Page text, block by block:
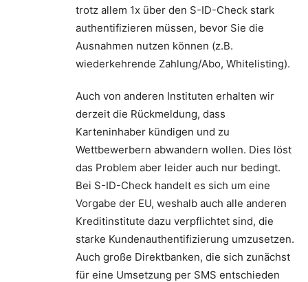
trotz allem 1x über den S-ID-Check stark
authentifizieren müssen, bevor Sie die
Ausnahmen nutzen können (z.B.
wiederkehrende Zahlung/Abo, Whitelisting).
Auch von anderen Instituten erhalten wir
derzeit die Rückmeldung, dass
Karteninhaber kündigen und zu
Wettbewerbern abwandern wollen. Dies löst
das Problem aber leider auch nur bedingt.
Bei S-ID-Check handelt es sich um eine
Vorgabe der EU, weshalb auch alle anderen
Kreditinstitute dazu verpflichtet sind, die
starke Kundenauthentifizierung umzusetzen.
Auch große Direktbanken, die sich zunächst
für eine Umsetzung per SMS entschieden